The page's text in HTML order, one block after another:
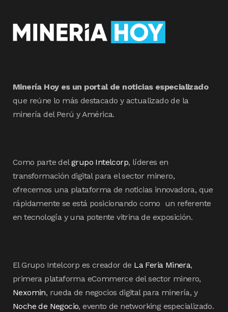
Minería Hoy es un portal de noticias especializado
que reúne lo más destacado y actualizado de la
minería del Perú y América.
Como parte delgrupo Intelcorp, líderes en
transformación digital para el sector minero,
ofrecemos una plataforma de noticias innovadora, que
rápidamente se está posicionando como un referente
en tecnología y una potente vitrina de exposición.
El Grupo Intelcorp es creador de La Feria Minera,
primera plataforma eCommerce del sector minero,
Nexomin, rueda de negocios digital para minería, y
Noche de Negocio, evento de networking especializado.